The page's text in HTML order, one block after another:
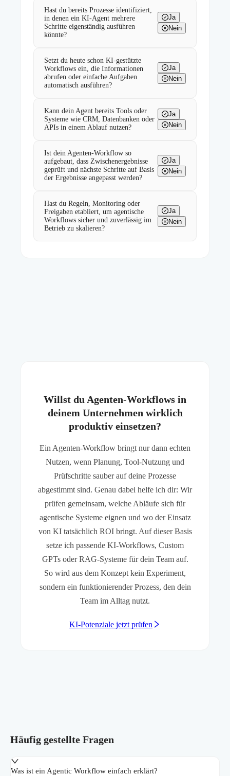
Hast du bereits Prozesse identifiziert,
in denen ein KI-Agent mehrere
Schritte eigenständig ausführen
könnte?
Ja
Nein
Setzt du heute schon KI-gestützte
Workflows ein, die Informationen
abrufen oder einfache Aufgaben
automatisch ausführen?
Ja
Nein
Kann dein Agent bereits Tools oder
Systeme wie CRM, Datenbanken oder
APIs in einem Ablauf nutzen?
Ja
Nein
Ist dein Agenten-Workflow so
aufgebaut, dass Zwischenergebnisse
geprüft und nächste Schritte auf Basis
der Ergebnisse angepasst werden?
Ja
Nein
Hast du Regeln, Monitoring oder
Freigaben etabliert, um agentische
Workflows sicher und zuverlässig im
Betrieb zu skalieren?
Ja
Nein
Willst du Agenten-Workflows in
deinem Unternehmen wirklich
produktiv einsetzen?
Ein Agenten-Workflow bringt nur dann echten
Nutzen, wenn Planung, Tool-Nutzung und
Prüfschritte sauber auf deine Prozesse
abgestimmt sind. Genau dabei helfe ich dir: Wir
prüfen gemeinsam, welche Abläufe sich für
agentische Systeme eignen und wo der Einsatz
von KI tatsächlich ROI bringt. Auf dieser Basis
setze ich passende KI-Workflows, Custom
GPTs oder RAG-Systeme für dein Team auf.
So wird aus dem Konzept kein Experiment,
sondern ein funktionierender Prozess, den dein
Team im Alltag nutzt.
KI-Potenziale jetzt prüfen
Häufig gestellte Fragen
Was ist ein Agentic Workflow einfach erklärt?